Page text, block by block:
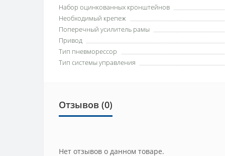
Набор оцинкованных кронштейнов
Необходимый крепеж
Поперечный усилитель рамы
Привод
Тип пневморессор
Тип системы управления
Отзывов (0)
Нет отзывов о данном товаре.